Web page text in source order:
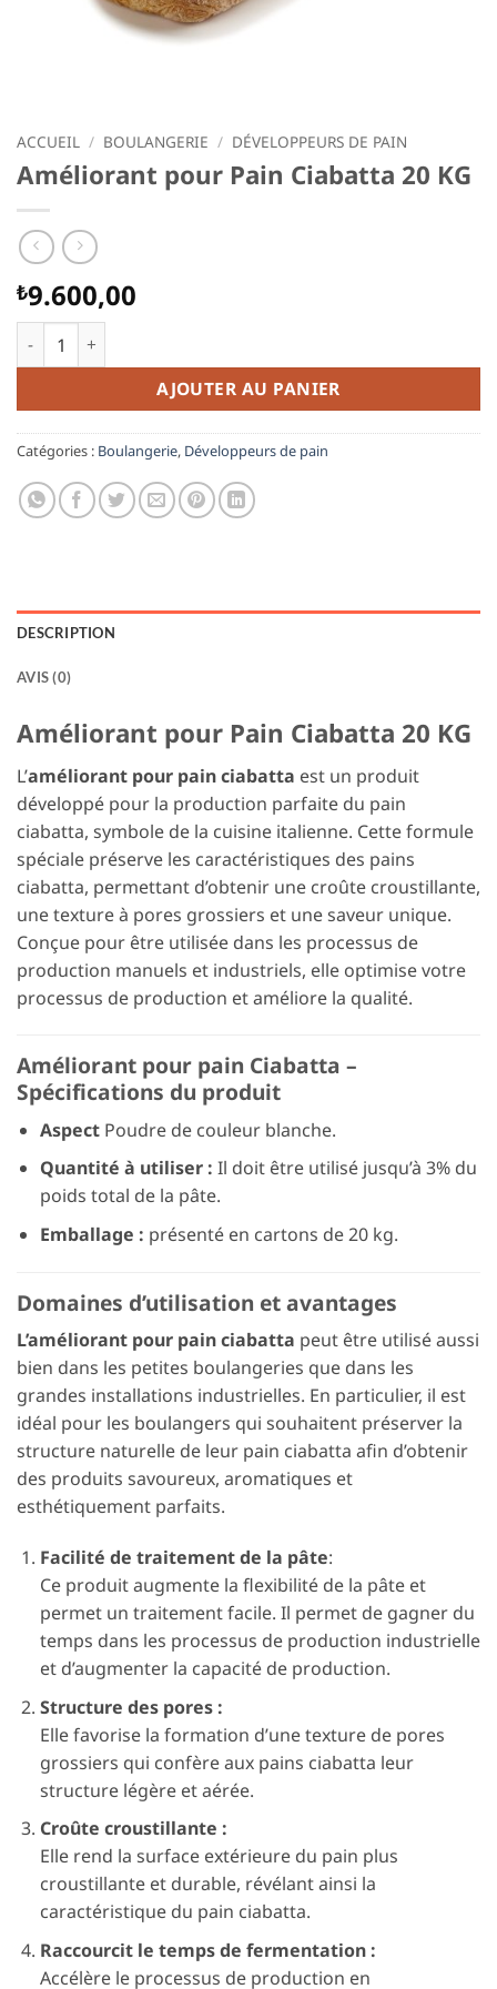
ACCUEIL / BOULANGERIE / DÉVELOPPEURS DE PAIN
Améliorant pour Pain Ciabatta 20 KG
₺9.600,00
quantité de Améliorant pour Pain Ciabatta 20 KG
AJOUTER AU PANIER
Catégories : Boulangerie, Développeurs de pain
DESCRIPTION
AVIS (0)
Améliorant pour Pain Ciabatta 20 KG
L’améliorant pour pain ciabatta est un produit
développé pour la production parfaite du pain
ciabatta, symbole de la cuisine italienne. Cette formule
spéciale préserve les caractéristiques des pains
ciabatta, permettant d’obtenir une croûte croustillante,
une texture à pores grossiers et une saveur unique.
Conçue pour être utilisée dans les processus de
production manuels et industriels, elle optimise votre
processus de production et améliore la qualité.
Améliorant pour pain Ciabatta –
Spécifications du produit
AspectPoudre de couleur blanche.
Quantité à utiliser : Il doit être utilisé jusqu’à 3% du
poids total de la pâte.
Emballage : présenté en cartons de 20 kg.
Domaines d’utilisation et avantages
L’améliorant pour pain ciabatta peut être utilisé aussi
bien dans les petites boulangeries que dans les
grandes installations industrielles. En particulier, il est
idéal pour les boulangers qui souhaitent préserver la
structure naturelle de leur pain ciabatta afin d’obtenir
des produits savoureux, aromatiques et
esthétiquement parfaits.
Facilité de traitement de la pâte:
Ce produit augmente la flexibilité de la pâte et
permet un traitement facile. Il permet de gagner du
temps dans les processus de production industrielle
et d’augmenter la capacité de production.
Structure des pores :
Elle favorise la formation d’une texture de pores
grossiers qui confère aux pains ciabatta leur
structure légère et aérée.
Croûte croustillante :
Elle rend la surface extérieure du pain plus
croustillante et durable, révélant ainsi la
caractéristique du pain ciabatta.
Raccourcit le temps de fermentation :
Accélère le processus de production en